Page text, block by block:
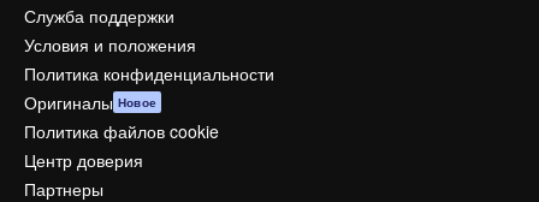
Служба поддержки
Условия и положения
Политика конфиденциальности
Оригиналы Новое
Политика файлов cookie
Центр доверия
Партнеры